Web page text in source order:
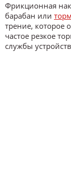
Фрикционная
барабан или
трение, которое
частое резкое
службы